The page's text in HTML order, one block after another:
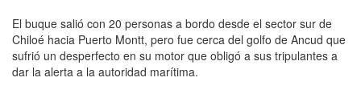
El buque salió con 20 personas a bordo desde el sector sur de
Chiloé hacia Puerto Montt, pero fue cerca del golfo de Ancud que
sufrió un desperfecto en su motor que obligó a sus tripulantes a
dar la alerta a la autoridad marítima.